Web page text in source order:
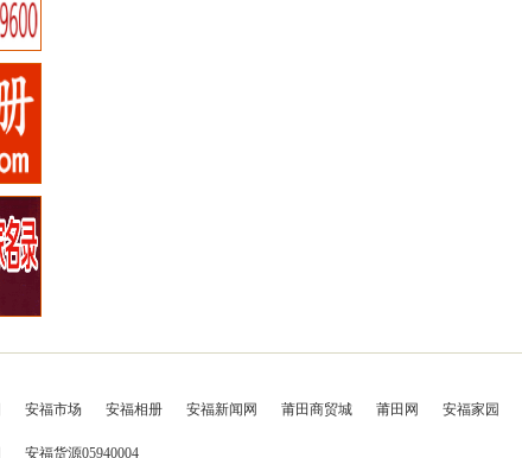
安福市场 安福相册 安福新闻网 莆田商贸城 莆田网 安福家园
安福货源05940004